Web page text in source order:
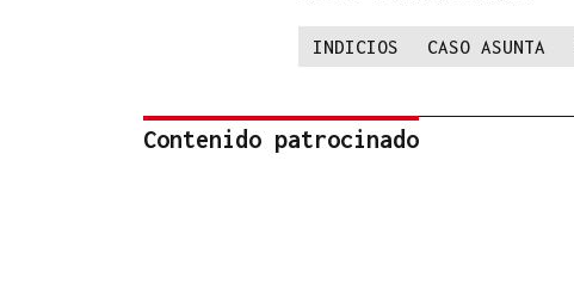
INDICIOS CASO ASUNTA
Contenido patrocinado